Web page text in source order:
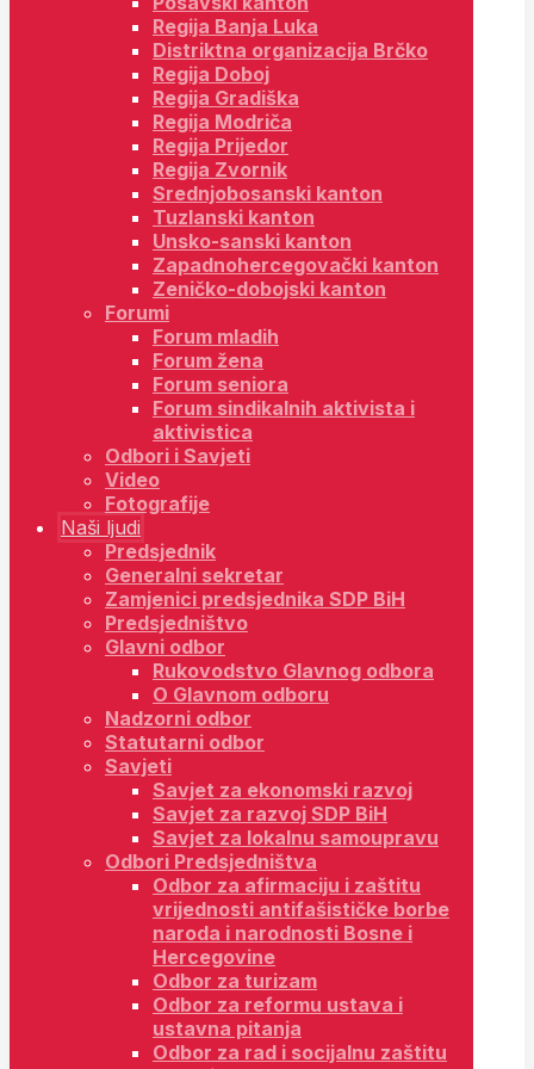
Regija Banja Luka
Distriktna organizacija Brčko
Regija Doboj
Regija Gradiška
Regija Modriča
Regija Prijedor
Regija Zvornik
Srednjobosanski kanton
Tuzlanski kanton
Unsko-sanski kanton
Zapadnohercegovački kanton
Zeničko-dobojski kanton
Forumi
Forum mladih
Forum žena
Forum seniora
Forum sindikalnih aktivista i
aktivistica
Odbori i Savjeti
Video
Fotografije
Naši ljudi
Predsjednik
Generalni sekretar
Zamjenici predsjednika SDP BiH
Predsjedništvo
Glavni odbor
Rukovodstvo Glavnog odbora
O Glavnom odboru
Nadzorni odbor
Statutarni odbor
Savjeti
Savjet za ekonomski razvoj
Savjet za razvoj SDP BiH
Savjet za lokalnu samoupravu
Odbori Predsjedništva
Odbor za afirmaciju i zaštitu
vrijednosti antifašističke borbe
naroda i narodnosti Bosne i
Hercegovine
Odbor za turizam
Odbor za reformu ustava i
ustavna pitanja
Odbor za rad i socijalnu zaštitu